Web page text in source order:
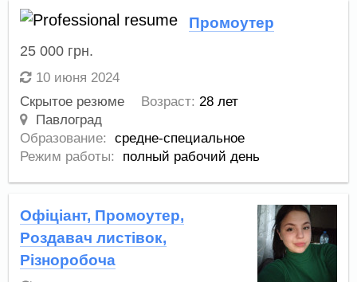
Промоутер
25 000 грн.
10 июня 2024
Скрытое резюме
Возраст: 28 лет
Павлоград
Образование:
средне-специальное
Режим работы:
полный рабочий день
Офіціант, Промоутер,
Роздавач листівок,
Різноробоча